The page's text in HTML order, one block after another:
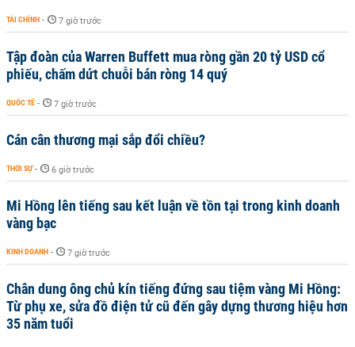
TÀI CHÍNH - 7 giờ trước
Tập đoàn của Warren Buffett mua ròng gần 20 tỷ USD cổ
phiếu, chấm dứt chuỗi bán ròng 14 quý
QUỐC TẾ - 7 giờ trước
Cán cân thương mại sắp đổi chiều?
THỜI SỰ - 6 giờ trước
Mi Hồng lên tiếng sau kết luận về tồn tại trong kinh doanh
vàng bạc
KINH DOANH - 7 giờ trước
Chân dung ông chủ kín tiếng đứng sau tiệm vàng Mi Hồng:
Từ phụ xe, sửa đồ điện tử cũ đến gây dựng thương hiệu hơn
35 năm tuổi